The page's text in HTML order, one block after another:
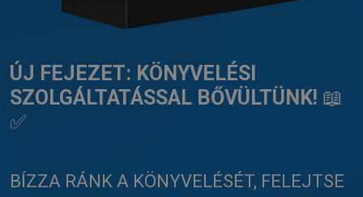
ÚJ FEJEZET: KÖNYVELÉSI
SZOLGÁLTATÁSSAL BŐVÜLTÜNK! 📖
✅
BÍZZA RÁNK A KÖNYVELÉSÉT, FELEJTSE